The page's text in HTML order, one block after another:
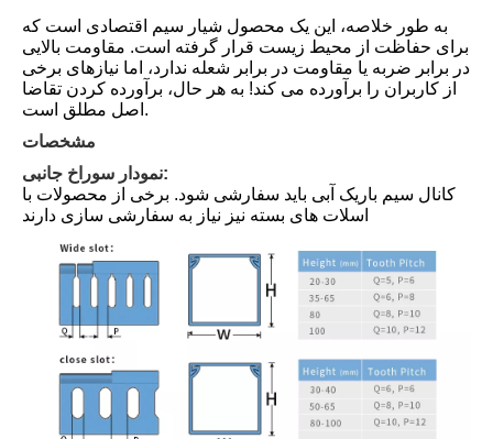
به طور خلاصه، این یک محصول شیار سیم اقتصادی است که
برای حفاظت از محیط زیست قرار گرفته است. مقاومت بالایی
در برابر ضربه یا مقاومت در برابر شعله ندارد، اما نیازهای برخی
از کاربران را برآورده می کند! به هر حال، برآورده کردن تقاضا
اصل مطلق است.
مشخصات
نمودار سوراخ جانبی:
کانال سیم باریک آبی باید سفارشی شود. برخی از محصولات با
اسلات های بسته نیز نیاز به سفارشی سازی دارند